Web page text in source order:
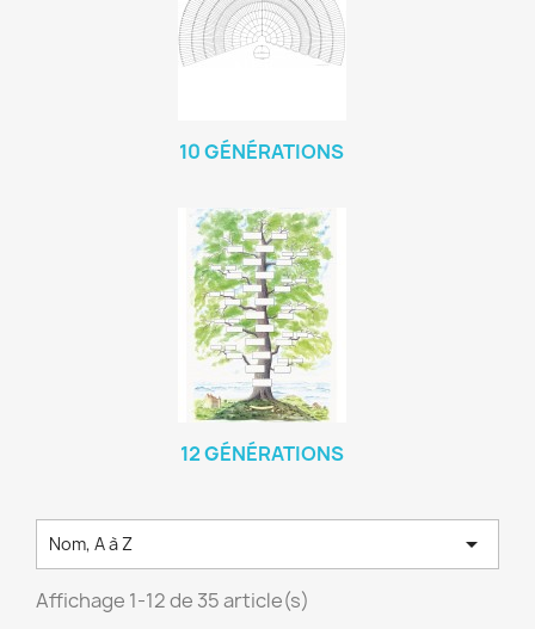
10 GÉNÉRATIONS
12 GÉNÉRATIONS
Nom, A à Z 
Affichage 1-12 de 35 article(s)